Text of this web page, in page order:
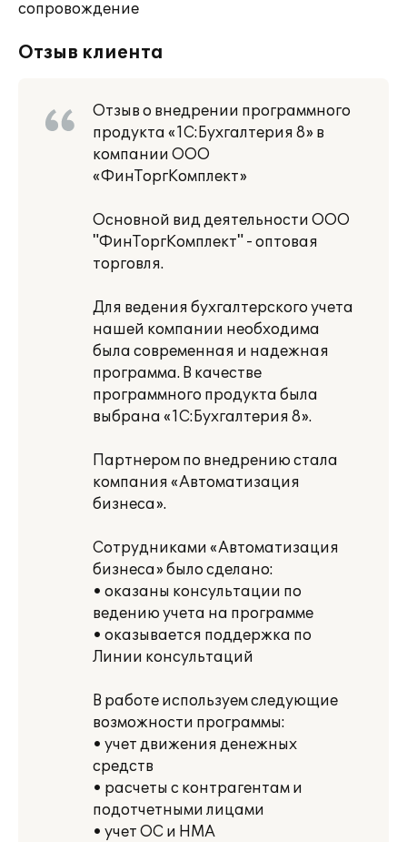
сопровождение
Отзыв клиента
Отзыв о внедрении программного
продукта «1С:Бухгалтерия 8» в
компании ООО
«ФинТоргКомплект»
Основной вид деятельности ООО
"ФинТоргКомплект" - оптовая
торговля.
Для ведения бухгалтерского учета
нашей компании необходима
была современная и надежная
программа. В качестве
программного продукта была
выбрана «1С:Бухгалтерия 8».
Партнером по внедрению стала
компания «Автоматизация
бизнеса».
Сотрудниками «Автоматизация
бизнеса» было сделано:
• оказаны консультации по
ведению учета на программе
• оказывается поддержка по
Линии консультаций
В работе используем следующие
возможности программы:
• учет движения денежных
средств
• расчеты с контрагентам и
подотчетными лицами
• учет ОС и НМА